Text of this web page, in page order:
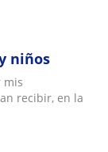
niños
mis
recibir, en la